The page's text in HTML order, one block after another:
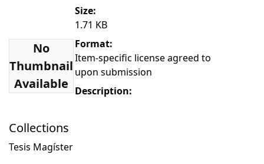
No
Thumbnail
Available
Size:
1.71 KB
Format:
Item-specific license agreed to
upon submission
Description:
Collections
Tesis Magíster